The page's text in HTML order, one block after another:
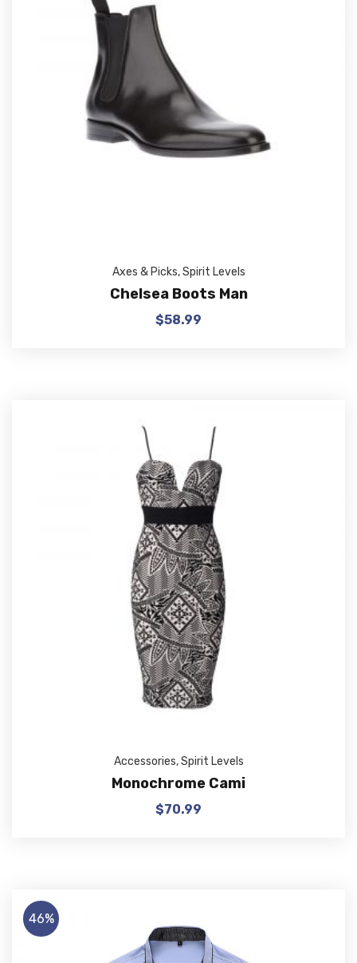
Axes & Picks,Spirit Levels
Chelsea Boots Man
$58.99
Accessories,Spirit Levels
Monochrome Cami
$70.99
46%